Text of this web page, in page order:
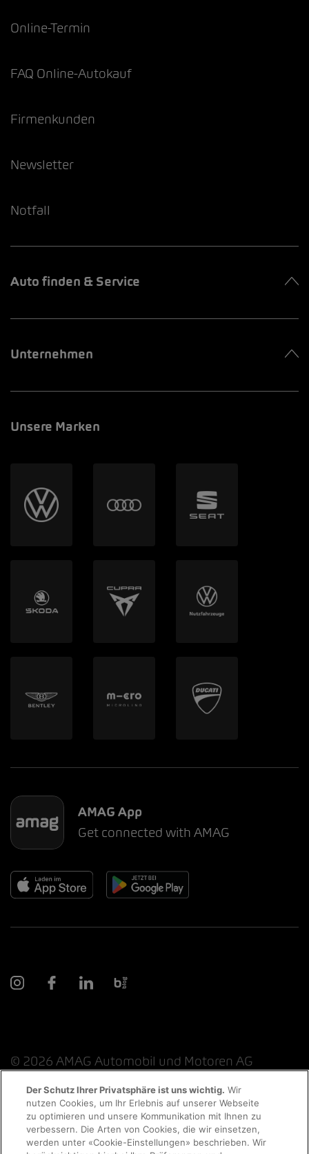
Probefahrt
Online-Termin
FAQ Online-Autokauf
Firmenkunden
Newsletter
Notfall
Auto finden & Service
Unternehmen
Unsere Marken
AMAG App
Get connected with AMAG
© 2026 AMAG Automobil und Motoren AG
Datenschutzerklärung Rechtliche Hinweise
Der Schutz Ihrer Privatsphäre ist uns wichtig. Wir
nutzen Cookies, um Ihr Erlebnis auf unserer Webseite
zu optimieren und unsere Kommunikation mit Ihnen zu
verbessern. Die Arten von Cookies, die wir einsetzen,
werden unter «Cookie-Einstellungen» beschrieben. Wir